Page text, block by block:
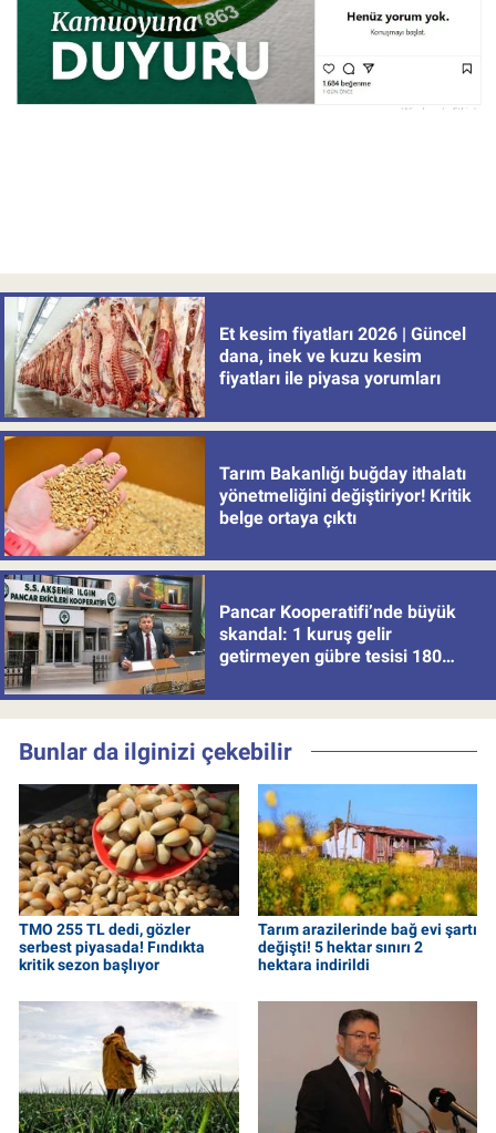
Et kesim fiyatları 2026 | Güncel
dana, inek ve kuzu kesim
fiyatları ile piyasa yorumları
Tarım Bakanlığı buğday ithalatı
yönetmeliğini değiştiriyor! Kritik
belge ortaya çıktı
Pancar Kooperatifi’nde büyük
skandal: 1 kuruş gelir
getirmeyen gübre tesisi 180
Bunlar da ilginizi çekebilir
TMO 255 TL dedi, gözler
serbest piyasada! Fındıkta
kritik sezon başlıyor
Tarım arazilerinde bağ evi şartı
değişti! 5 hektar sınırı 2
hektara indirildi